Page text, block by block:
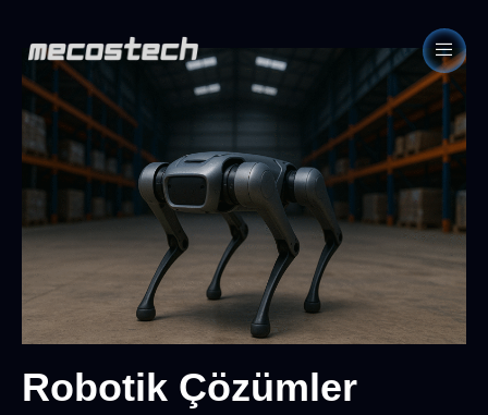
Robotik Çözümler